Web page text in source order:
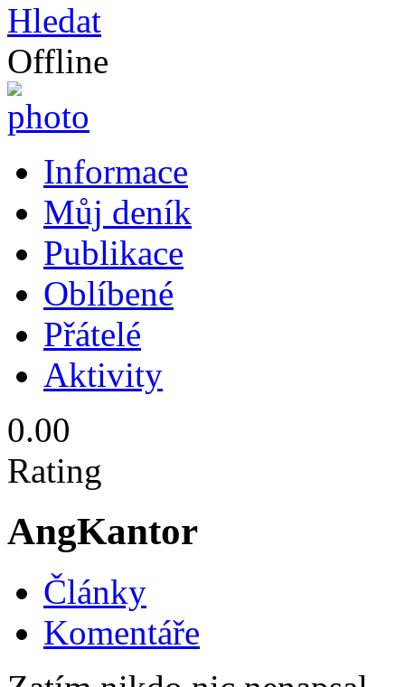
Hledat
Offline
Informace
Můj deník
Publikace
Oblíbené
Přátelé
Aktivity
0.00
Rating
AngKantor
Články
Komentáře